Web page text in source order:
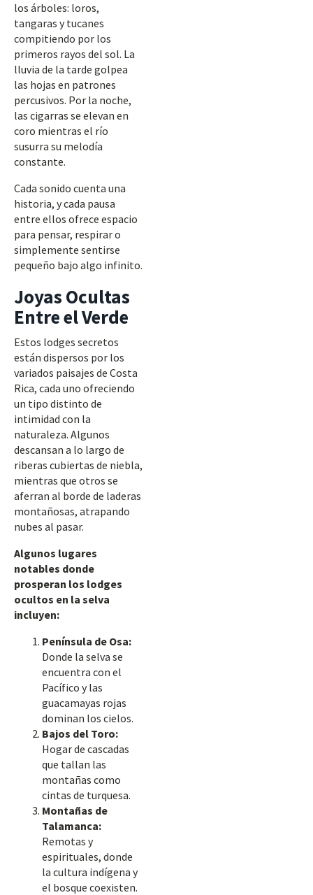
los árboles: loros,
tangaras y tucanes
compitiendo por los
primeros rayos del sol. La
lluvia de la tarde golpea
las hojas en patrones
percusivos. Por la noche,
las cigarras se elevan en
coro mientras el río
susurra su melodía
constante.
Cada sonido cuenta una
historia, y cada pausa
entre ellos ofrece espacio
para pensar, respirar o
simplemente sentirse
pequeño bajo algo infinito.
Joyas Ocultas
Entre el Verde
Estos lodges secretos
están dispersos por los
variados paisajes de Costa
Rica, cada uno ofreciendo
un tipo distinto de
intimidad con la
naturaleza. Algunos
descansan a lo largo de
riberas cubiertas de niebla,
mientras que otros se
aferran al borde de laderas
montañosas, atrapando
nubes al pasar.
Algunos lugares
notables donde
prosperan los lodges
ocultos en la selva
incluyen:
Península de Osa:
Donde la selva se
encuentra con el
Pacífico y las
guacamayas rojas
dominan los cielos.
Bajos del Toro:
Hogar de cascadas
que tallan las
montañas como
cintas de turquesa.
Montañas de
Talamanca:
Remotas y
espirituales, donde
la cultura indígena y
el bosque coexisten.